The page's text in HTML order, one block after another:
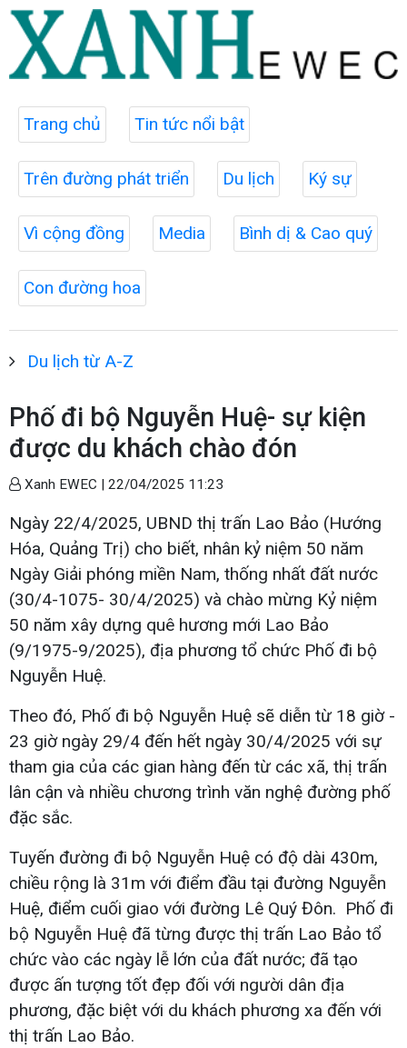
Trang chủ Tin tức nổi bật
Trên đường phát triển Du lịch Ký sự
Vì cộng đồng Media Bình dị & Cao quý
Con đường hoa
Du lịch từ A-Z
Phố đi bộ Nguyễn Huệ- sự kiện
được du khách chào đón
Xanh EWEC | 22/04/2025 11:23
Ngày 22/4/2025, UBND thị trấn Lao Bảo (Hướng
Hóa, Quảng Trị) cho biết, nhân kỷ niệm 50 năm
Ngày Giải phóng miền Nam, thống nhất đất nước
(30/4-1075- 30/4/2025) và chào mừng Kỷ niệm
50 năm xây dựng quê hương mới Lao Bảo
(9/1975-9/2025), địa phương tổ chức Phố đi bộ
Nguyễn Huệ.
Theo đó, Phố đi bộ Nguyễn Huệ sẽ diễn từ 18 giờ -
23 giờ ngày 29/4 đến hết ngày 30/4/2025 với sự
tham gia của các gian hàng đến từ các xã, thị trấn
lân cận và nhiều chương trình văn nghệ đường phố
đặc sắc.
Tuyến đường đi bộ Nguyễn Huệ có độ dài 430m,
chiều rộng là 31m với điểm đầu tại đường Nguyễn
Huệ, điểm cuối giao với đường Lê Quý Đôn. Phố đi
bộ Nguyễn Huệ đã từng được thị trấn Lao Bảo tổ
chức vào các ngày lễ lớn của đất nước; đã tạo
được ấn tượng tốt đẹp đối với người dân địa
phương, đặc biệt với du khách phương xa đến với
thị trấn Lao Bảo.